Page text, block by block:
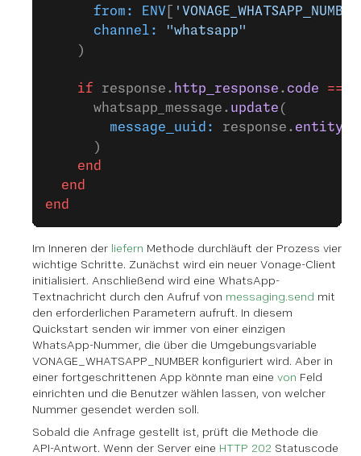
      from:
ENV
      channel:
"whatsapp"
    )
    if
response. http_response . code ==
      whatsapp_message.
update (
        message_uuid:
response. entity
      )
    end
  end
end
Im Inneren der liefern Methode durchläuft der Prozess vier
wichtige Schritte. Zunächst wird ein neuer Vonage-Client
initialisiert. Anschließend wird eine WhatsApp-
Textnachricht durch den Aufruf von messaging.send mit
den erforderlichen Parametern aufruft. In diesem
Quickstart senden wir immer von einer einzigen
WhatsApp-Nummer, die über die Umgebungsvariable
VONAGE_WHATSAPP_NUMBER konfiguriert wird. Aber in
einer fortgeschrittenen App könnte man eine von Feld
einrichten und die Benutzer wählen lassen, von welcher
Nummer gesendet werden soll.
Sobald die Anfrage gestellt ist, prüft die Methode die
API-Antwort. Wenn der Server eine HTTP 202 Statuscode